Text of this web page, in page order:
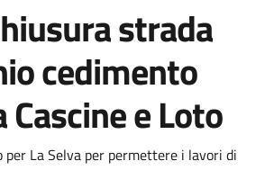
strada
cedimento
e Loto
notizia
per La Selva per permettere i lavori di